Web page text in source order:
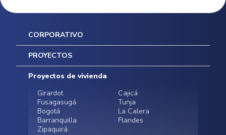
CORPORATIVO
Inicio
Mapa del sitio
Postventas
Contratación Directa
Noticias
PROYECTOS
Proyectos de vivienda
Girardot
Cajicá
Fusagasugá
Tunja
Bogotá
La Calera
Barranquilla
Flandes
Zipaquirá